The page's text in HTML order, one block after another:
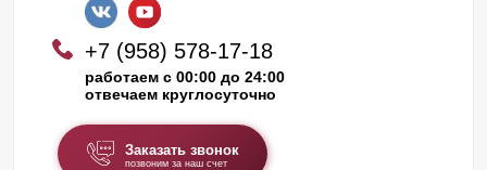
+7 (958) 578-17-18
работаем с 00:00 до 24:00
отвечаем круглосуточно
Заказать звонок
позвоним за наш счет